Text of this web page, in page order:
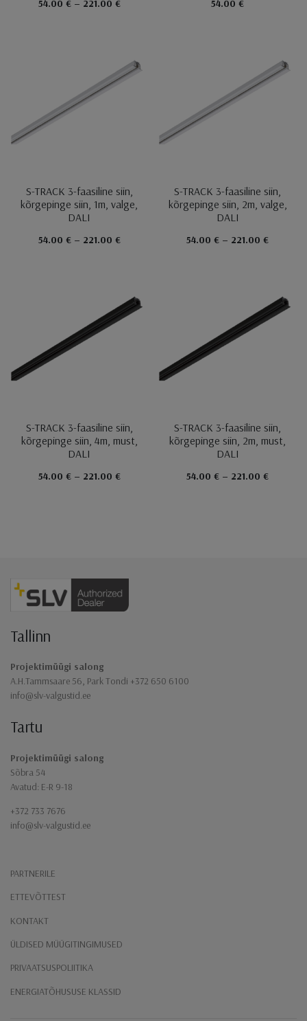
54.00 € – 221.00 € 54.00 €
S-TRACK 3-faasiline siin,
kõrgepinge siin, 1m, valge,
DALI
54.00 € – 221.00 €
S-TRACK 3-faasiline siin,
kõrgepinge siin, 2m, valge,
DALI
54.00 € – 221.00 €
S-TRACK 3-faasiline siin,
kõrgepinge siin, 4m, must,
DALI
54.00 € – 221.00 €
S-TRACK 3-faasiline siin,
kõrgepinge siin, 2m, must,
DALI
54.00 € – 221.00 €
Jaluse navigatsioon
Tallinn
Projektimüügi salong
A.H.Tammsaare 56, Park Tondi +372 650 6100
info@slv-valgustid.ee
Tartu
Projektimüügi salong
Sõbra 54
Avatud: E-R 9-18
+372 733 7676
info@slv-valgustid.ee
PARTNERILE
ETTEVÕTTEST
KONTAKT
ÜLDISED MÜÜGITINGIMUSED
PRIVAATSUSPOLIITIKA
ENERGIATÕHUSUSE KLASSID